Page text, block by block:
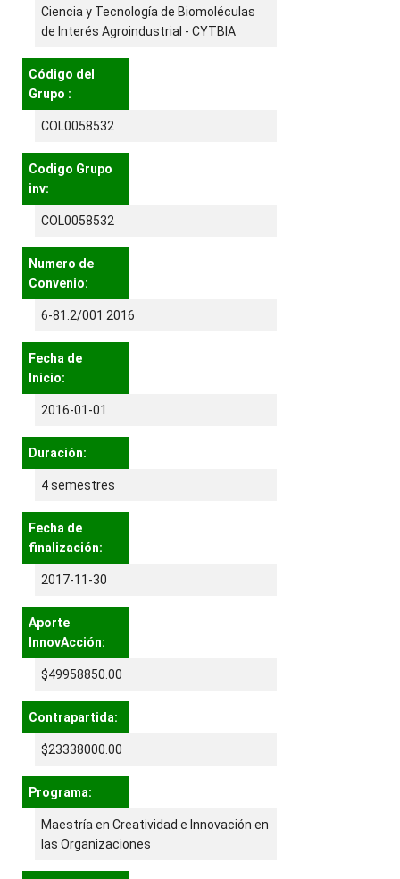
Ciencia y Tecnología de Biomoléculas
de Interés Agroindustrial - CYTBIA
Código del
Grupo :
COL0058532
Codigo Grupo
inv:
COL0058532
Numero de
Convenio:
6-81.2/001 2016
Fecha de
Inicio:
2016-01-01
Duración:
4 semestres
Fecha de
finalización:
2017-11-30
Aporte
InnovAcción:
$49958850.00
Contrapartida:
$23338000.00
Programa:
Maestría en Creatividad e Innovación en
las Organizaciones